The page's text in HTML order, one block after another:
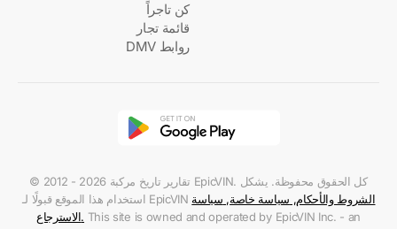
كن تاجراً
قائمة تجار
روابط DMV
© 2012 - 2026 تقارير تاريخ مركبة EpicVIN. كل الحقوق محفوظة. يشكل
استخدام هذا الموقع قبولًا لـ EpicVIN
الشروط والأحكام, سياسة خاصة, سياسة
الاسترجاع. This site is owned and operated by EpicVIN Inc. - an